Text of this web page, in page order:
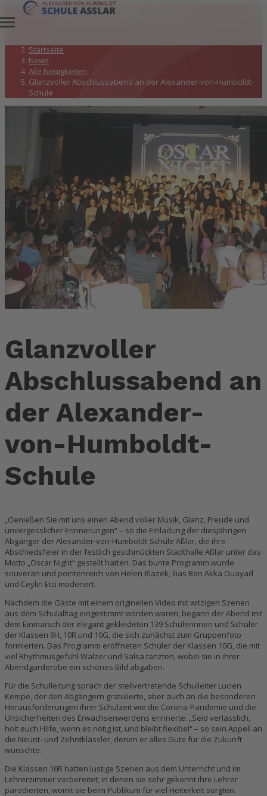
Alle Neuigkeiten
Startseite
News
Alle Neuigkeiten
Glanzvoller Abschlussabend an der Alexander-von-Humboldt-
Schule
Glanzvoller
Abschlussabend an
der Alexander-
von-Humboldt-
Schule
„Genießen Sie mit uns einen Abend voller Musik, Glanz, Freude und
unvergesslicher Erinnerungen“ – so die Einladung der diesjährigen
Abgänger der Alexander-von-Humboldt-Schule Aßlar, die ihre
Abschiedsfeier in der festlich geschmückten Stadthalle Aßlar unter das
Motto „Oscar Night“ gestellt hatten. Das bunte Programm wurde
souverän und pointenreich von Helen Blazek, Ilias Ben Akka Ouayad
und Ceylin Etci moderiert.
Nachdem die Gäste mit einem originellen Video mit witzigen Szenen
aus dem Schulalltag eingestimmt worden waren, begann der Abend mit
dem Einmarsch der elegant gekleideten 139 Schülerinnen und Schüler
der Klassen 9H, 10R und 10G, die sich zunächst zum Gruppenfoto
formierten. Das Programm eröffneten Schüler der Klassen 10G, die mit
viel Rhythmusgefühl Walzer und Salsa tanzten, wobei sie in ihrer
Abendgarderobe ein schönes Bild abgaben.
Für die Schulleitung sprach der stellvertretende Schulleiter Lucien
Kempe, der den Abgängern gratulierte, aber auch an die besonderen
Herausforderungen ihrer Schulzeit wie die Corona-Pandemie und die
Unsicherheiten des Erwachsenwerdens erinnerte. „Seid verlässlich,
holt euch Hilfe, wenn es nötig ist, und bleibt flexibel“ – so sein Appell an
die Neunt- und Zehntklässler, denen er alles Gute für die Zukunft
wünschte.
Die Klassen 10R hatten lustige Szenen aus dem Unterricht und im
Lehrerzimmer vorbereitet, in denen sie sehr gekonnt ihre Lehrer
parodierten, womit sie beim Publikum für viel Heiterkeit sorgten.